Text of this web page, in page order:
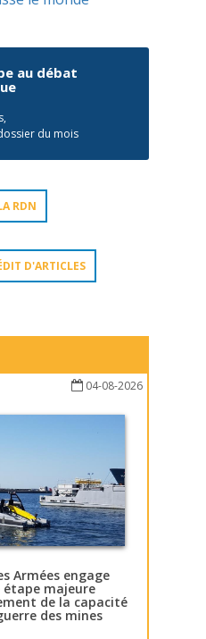
au débat
du mois
RDN
D'ARTICLES
04-08-2026
Armées engage
étape majeure
de la capacité
des mines